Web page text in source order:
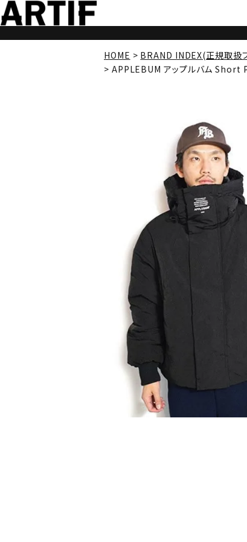
HOME
BRAND INDEX(正規取扱
APPLEBUM アップルバム